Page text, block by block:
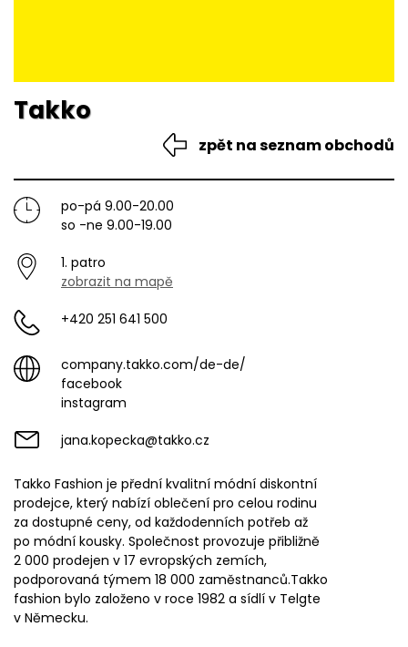
Takko
zpět na seznam obchodů
Takko Fashion je přední kvalitní módní diskontní
prodejce, který nabízí oblečení pro celou rodinu
za dostupné ceny, od každodenních potřeb až
po módní kousky. Společnost provozuje přibližně
2 000 prodejen v 17 evropských zemích,
podporovaná týmem 18 000 zaměstnanců.Takko
fashion bylo založeno v roce 1982 a sídlí v Telgte
v Německu.
po-pá 9.00-20.00
so -ne 9.00-19.00
1. patro
zobrazit na mapě
+420 251 641 500
company.takko.com/de-de/
facebook
instagram
jana.kopecka@takko.cz